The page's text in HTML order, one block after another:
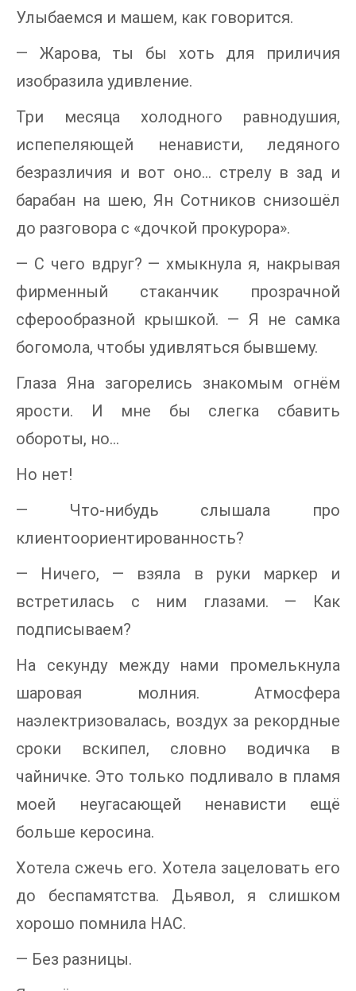
Улыбаемся и машем, как говорится.
— Жарова, ты бы хоть для приличия
изобразила удивление.
Три месяца холодного равнодушия,
испепеляющей ненависти, ледяного
безразличия и вот оно… стрелу в зад и
барабан на шею, Ян Сотников снизошёл
до разговора с «дочкой прокурора».
— С чего вдруг? — хмыкнула я, накрывая
фирменный стаканчик прозрачной
сферообразной крышкой. — Я не самка
богомола, чтобы удивляться бывшему.
Глаза Яна загорелись знакомым огнём
ярости. И мне бы слегка сбавить
обороты, но…
Но нет!
— Что-нибудь слышала про
клиентоориентированность?
— Ничего, — взяла в руки маркер и
встретилась с ним глазами. — Как
подписываем?
На секунду между нами промелькнула
шаровая молния. Атмосфера
наэлектризовалась, воздух за рекордные
сроки вскипел, словно водичка в
чайничке. Это только подливало в пламя
моей неугасающей ненависти ещё
больше керосина.
Хотела сжечь его. Хотела зацеловать его
до беспамятства. Дьявол, я слишком
хорошо помнила НАС.
— Без разницы.